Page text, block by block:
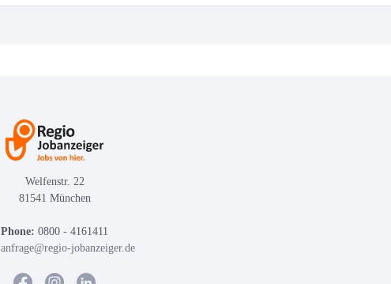
Welfenstr. 22
81541 München
Phone: 0800 - 4161411
anfrage@regio-jobanzeiger.de